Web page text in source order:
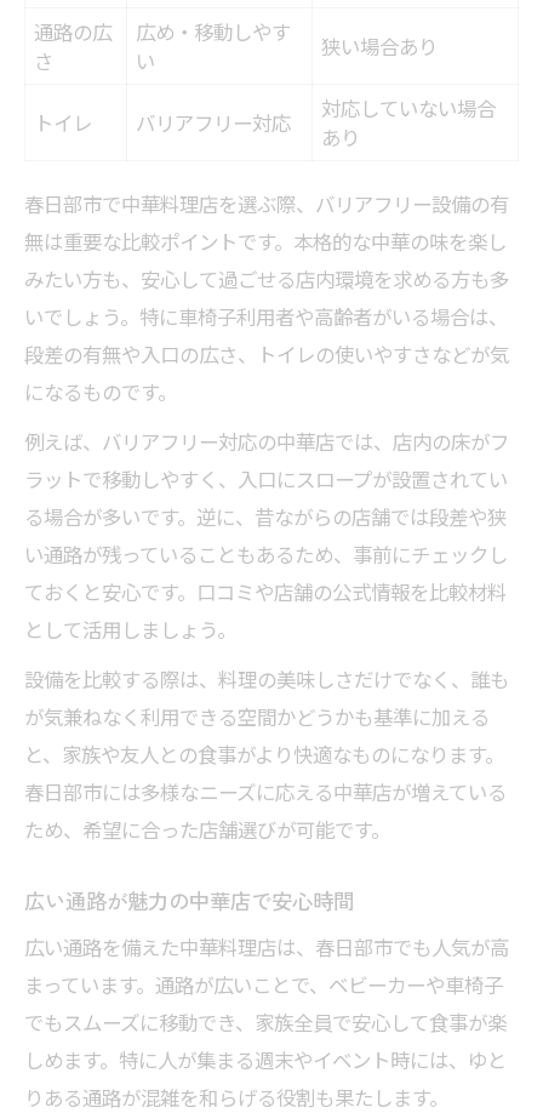
春日部で安心して中華を楽しむ秘訣
移動しやすい中華店内の工夫を紹介
高齢者も安心の中華空間の特徴
子連れ・高齢者向け中華店条件比較表
春日部で家族に優しい中華店を探すなら
ベビーチェアや広々席がある中華の魅力
中華店のバリアフリー対応を見極める方法
安心して集える中華空間の選び方
本格中華とくつろぎの店内が同時に味わえる方
法
本格中華×バリアフリー店内の特徴比較
春日部で味も空間も満足できる理由
くつろぎ重視の中華店内を選ぶポイント
家族で本格中華を楽しむための工夫
春日部の中華で快適さを体感する方法
春日部で安心して選べるバリアフリー中華ガイ
ド
春日部で失敗しない中華店選びの秘訣
中華店利用前に確認したいポイント
安心感重視の中華空間を見分けるコツ
家族会食に最適な中華店の条件とは
通路の広
さ
広め・移動しやす
い
狭い場合あり
トイレ バリアフリー対応
対応していない場合
あり
春日部市で中華料理店を選ぶ際、バリアフリー設備の有
無は重要な比較ポイントです。本格的な中華の味を楽し
みたい方も、安心して過ごせる店内環境を求める方も多
いでしょう。特に車椅子利用者や高齢者がいる場合は、
段差の有無や入口の広さ、トイレの使いやすさなどが気
になるものです。
例えば、バリアフリー対応の中華店では、店内の床がフ
ラットで移動しやすく、入口にスロープが設置されてい
る場合が多いです。逆に、昔ながらの店舗では段差や狭
い通路が残っていることもあるため、事前にチェックし
ておくと安心です。口コミや店舗の公式情報を比較材料
として活用しましょう。
設備を比較する際は、料理の美味しさだけでなく、誰も
が気兼ねなく利用できる空間かどうかも基準に加える
と、家族や友人との食事がより快適なものになります。
春日部市には多様なニーズに応える中華店が増えている
ため、希望に合った店舗選びが可能です。
広い通路が魅力の中華店で安心時間
広い通路を備えた中華料理店は、春日部市でも人気が高
まっています。通路が広いことで、ベビーカーや車椅子
でもスムーズに移動でき、家族全員で安心して食事が楽
しめます。特に人が集まる週末やイベント時には、ゆと
りある通路が混雑を和らげる役割も果たします。